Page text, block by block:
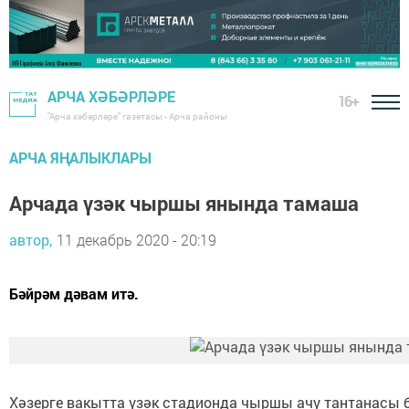
АРЧА ХӘБӘРЛӘРЕ
"Арча хәбәрләре" газетасы - Арча районы
16+
АРЧА ЯҢАЛЫКЛАРЫ
Арчада үзәк чыршы янында тамаша
автор, 11 декабрь 2020 - 20:19
Бәйрәм дәвам итә.
Хәзерге вакытта үзәк стадионда чыршы ачу тантанасы